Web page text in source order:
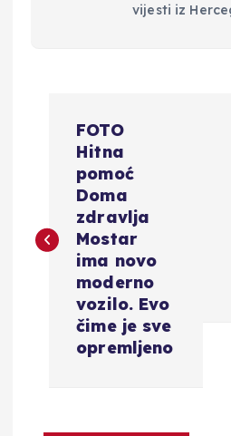
vijesti iz
i
FOTO
Hitna
pomoć
Doma
zdravlja
Mostar
ima novo
moderno
vozilo. Evo
čime je sve
opremljeno